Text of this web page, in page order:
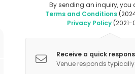
By sending an inquiry, you
Terms and Conditions
Privacy Policy(2021-
Receive a quick
Venue responds